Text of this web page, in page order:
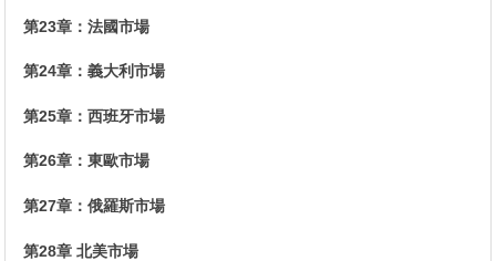
第23章：法國市場
第24章：義大利市場
第25章：西班牙市場
第26章：東歐市場
第27章：俄羅斯市場
第28章 北美市場